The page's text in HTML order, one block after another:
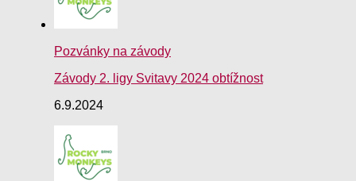
Pozvánky na závody
Závody 2. ligy Svitavy 2024 obtížnost
6.9.2024